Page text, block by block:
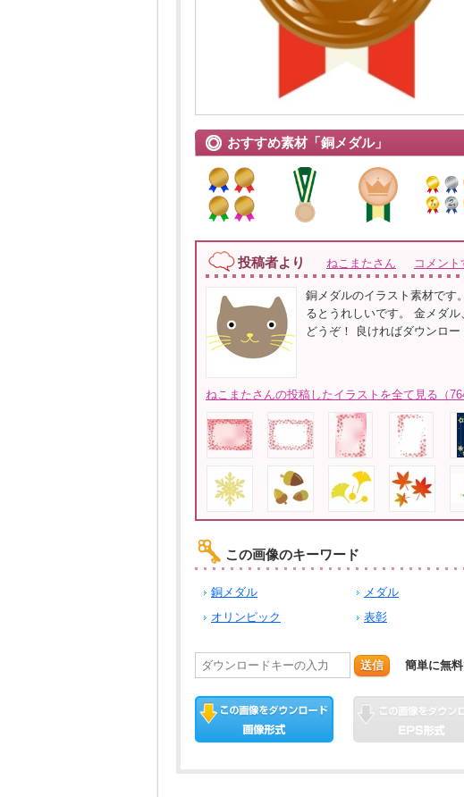
おすすめ素材「銅メダル」
投稿者より ねこまたさん コメント
銅メダルのイラスト素材です
るとうれしいです。 金メダ
どうぞ！ 良ければダウンロー
ねこまたさんの投稿したイラストを全て見る（
この画像のキーワード
銅メダル メダル
オリンピック
表彰
送信 簡単に無料